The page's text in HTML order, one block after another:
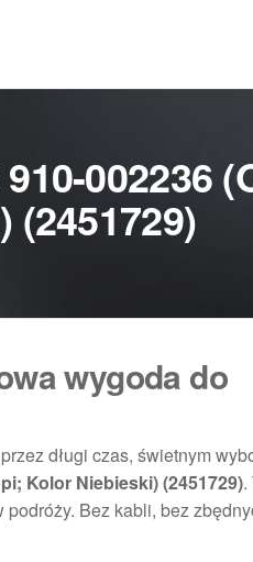
002236
wygoda do
długi czas, świetnym
Kolor Niebieski) (2451729).
Bez kabli, bez